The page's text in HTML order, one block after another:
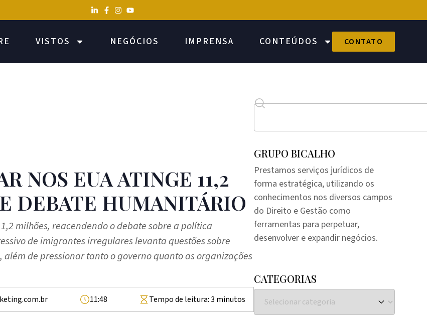
VISTOS NEGÓCIOS IMPRENSA CONTEÚDOS CONTATO
NOS EUA ATINGE 11,2
DEBATE HUMANITÁRIO
milhões, reacendendo o debate sobre a política
de imigrantes irregulares levanta questões sobre
de pressionar tanto o governo quanto as organizações
11:48 Tempo de leitura:3 minutos
GRUPO BICALHO
Prestamos serviços jurídicos de
forma estratégica, utilizando os
conhecimentos nos diversos campos
do Direito e Gestão como
ferramentas para perpetuar,
desenvolver e expandir negócios.
CATEGORIAS